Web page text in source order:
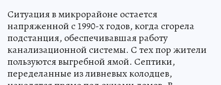
Ситуация в микрорайоне остается
напряженной с 1990-х годов, когда сгорела
подстанция, обеспечивавшая работу
канализационной системы. С тех пор жители
пользуются выгребной ямой. Септики,
переделанные из ливневых колодцев,